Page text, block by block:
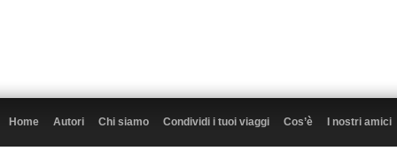
Home Autori Chi siamo Condividi i tuoi viaggi Cos’è I nostri amici